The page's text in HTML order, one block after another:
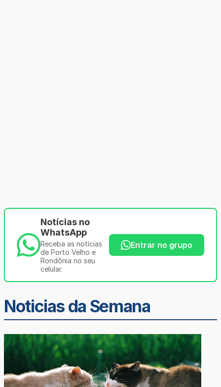
Notícias no
WhatsApp
Receba as notícias
de Porto Velho e
Rondônia no seu
celular.
Entrar no grupo
Noticias da Semana